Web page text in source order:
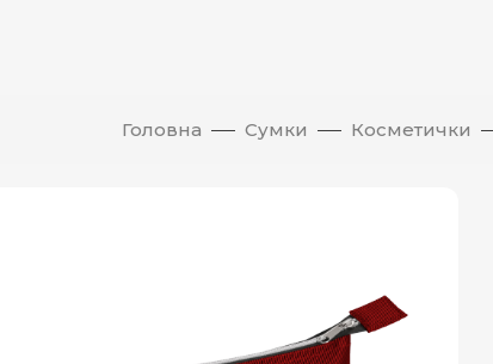
Головна Сумки Косметички